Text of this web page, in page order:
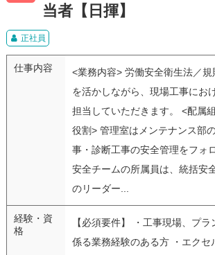
当者【日揮】
正社員
仕事内容
<業務内容> 労働安全衛生法／
を活かしながら、現場工事にお
担当していただきます。 <配属
役割> 管理室はメンテナンス部
事・診断工事の安全管理をフォ
安全チームの所属員は、統括安
のリーダー...
経験・資
格
【必須要件】 ・工事現場、プ
係る業務経験のある方 ・エクセ